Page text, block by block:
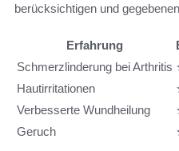
berücksichtigen und
Erfahrung
Schmerzlinderung bei Arthritis
Hautirritationen
Verbesserte Wundheilung
Geruch